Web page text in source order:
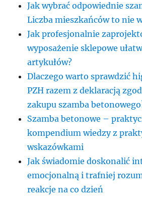
Jak wybrać odpowiednie
Liczba mieszkańców to nie
Jak profesjonalnie
wyposażenie sklepowe
artykułów?
Dlaczego warto sprawdzić
PZH razem z deklaracją
zakupu szamba
Szamba betonowe –
kompendium wiedzy z
wskazówkami
Jak świadomie doskonalić
emocjonalną i trafniej
reakcje na co dzień